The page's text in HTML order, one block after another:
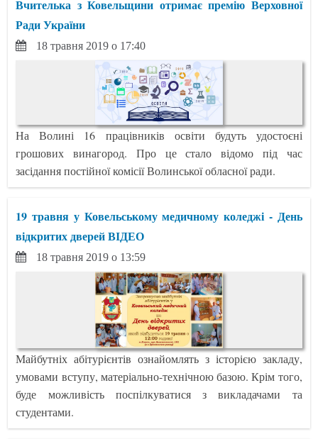
Вчителька з Ковельщини отримає премію Верховної
Ради України
18 травня 2019 о 17:40
На Волині 16 працівників освіти будуть удостоєні
грошових винагород. Про це стало відомо під час
засідання постійної комісії Волинської обласної ради.
19 травня у Ковельському медичному коледжі - День
відкритих дверей ВІДЕО
18 травня 2019 о 13:59
Майбутніх абітурієнтів ознайомлять з історією закладу,
умовами вступу, матеріально-технічною базою. Крім того,
буде можливість поспілкуватися з викладачами та
студентами.